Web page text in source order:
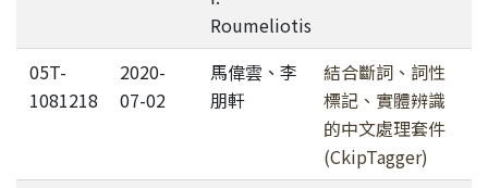
Roumeliotis
05T-
1081218
2020-
07-02
馬偉雲、李
朋軒
結合斷詞、詞性
標記、實體辨識
的中文處理套件
(CkipTagger)